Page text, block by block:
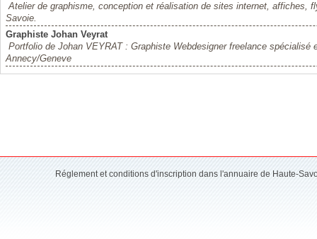
Atelier de graphisme, conception et réalisation de sites internet, affiches,
Savoie.
Graphiste Johan Veyrat
Portfolio de Johan VEYRAT : Graphiste Webdesigner freelance
Annecy/Geneve
Réglement et conditions d'inscription dans l'annuaire de Haute-